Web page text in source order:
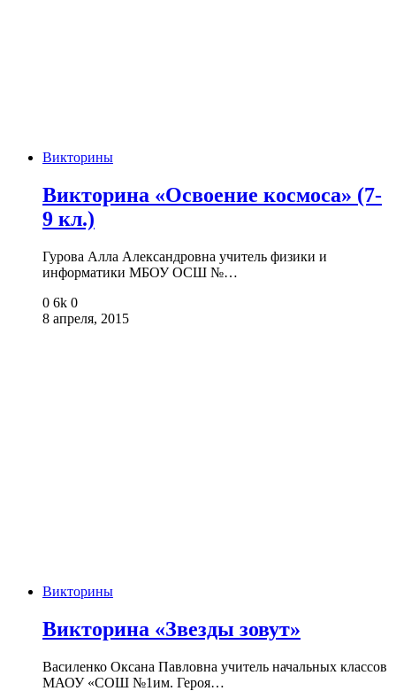
Викторины
Викторина «Освоение космоса» (7-
9 кл.)
Гурова Алла Александровна учитель физики и
информатики МБОУ ОСШ №…
0 6k 0
8 апреля, 2015
Викторины
Викторина «Звезды зовут»
Василенко Оксана Павловна учитель начальных классов
МАОУ «СОШ №1им. Героя…